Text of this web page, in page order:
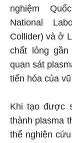
nghiệm
National
Collider) và ở
chất lỏng
quan sát
tiến hóa của
Khi tạo được
thành plasma
thể nghiên